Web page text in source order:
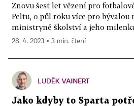
Znovu šest let vězení pro
Peltu, o půl roku více pro bývalou
ministryně školství a jeho
28. 4. 2023 ▪ 3 min. čtení
LUDĚK VAINERT
Jako kdyby to Sparta